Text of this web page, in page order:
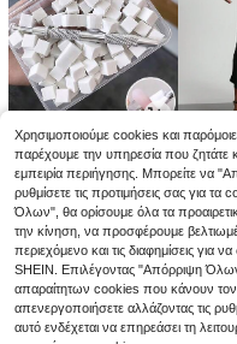
2.88€ 13.85€
Χρησιμοποιούμε cookies και
παρέχουμε την υπηρεσία που ζητάτε
εμπειρία περιήγησης. Μπορείτε να
ρυθμίσετε τις προτιμήσεις σας για
Όλων", θα ορίσουμε όλα τα
την κίνηση, να προσφέρουμε
περιεχόμενο και τις διαφημίσεις
SHEIN. Επιλέγοντας "Απόρριψη
απαραίτητων cookies που κάνουν τον
απενεργοποιήσετε αλλάζοντας τις
αυτό ενδέχεται να επηρεάσει τη